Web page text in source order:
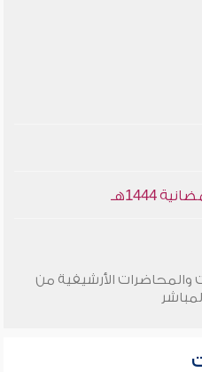
1444هـ
والمحاضرات الأرشيفية من